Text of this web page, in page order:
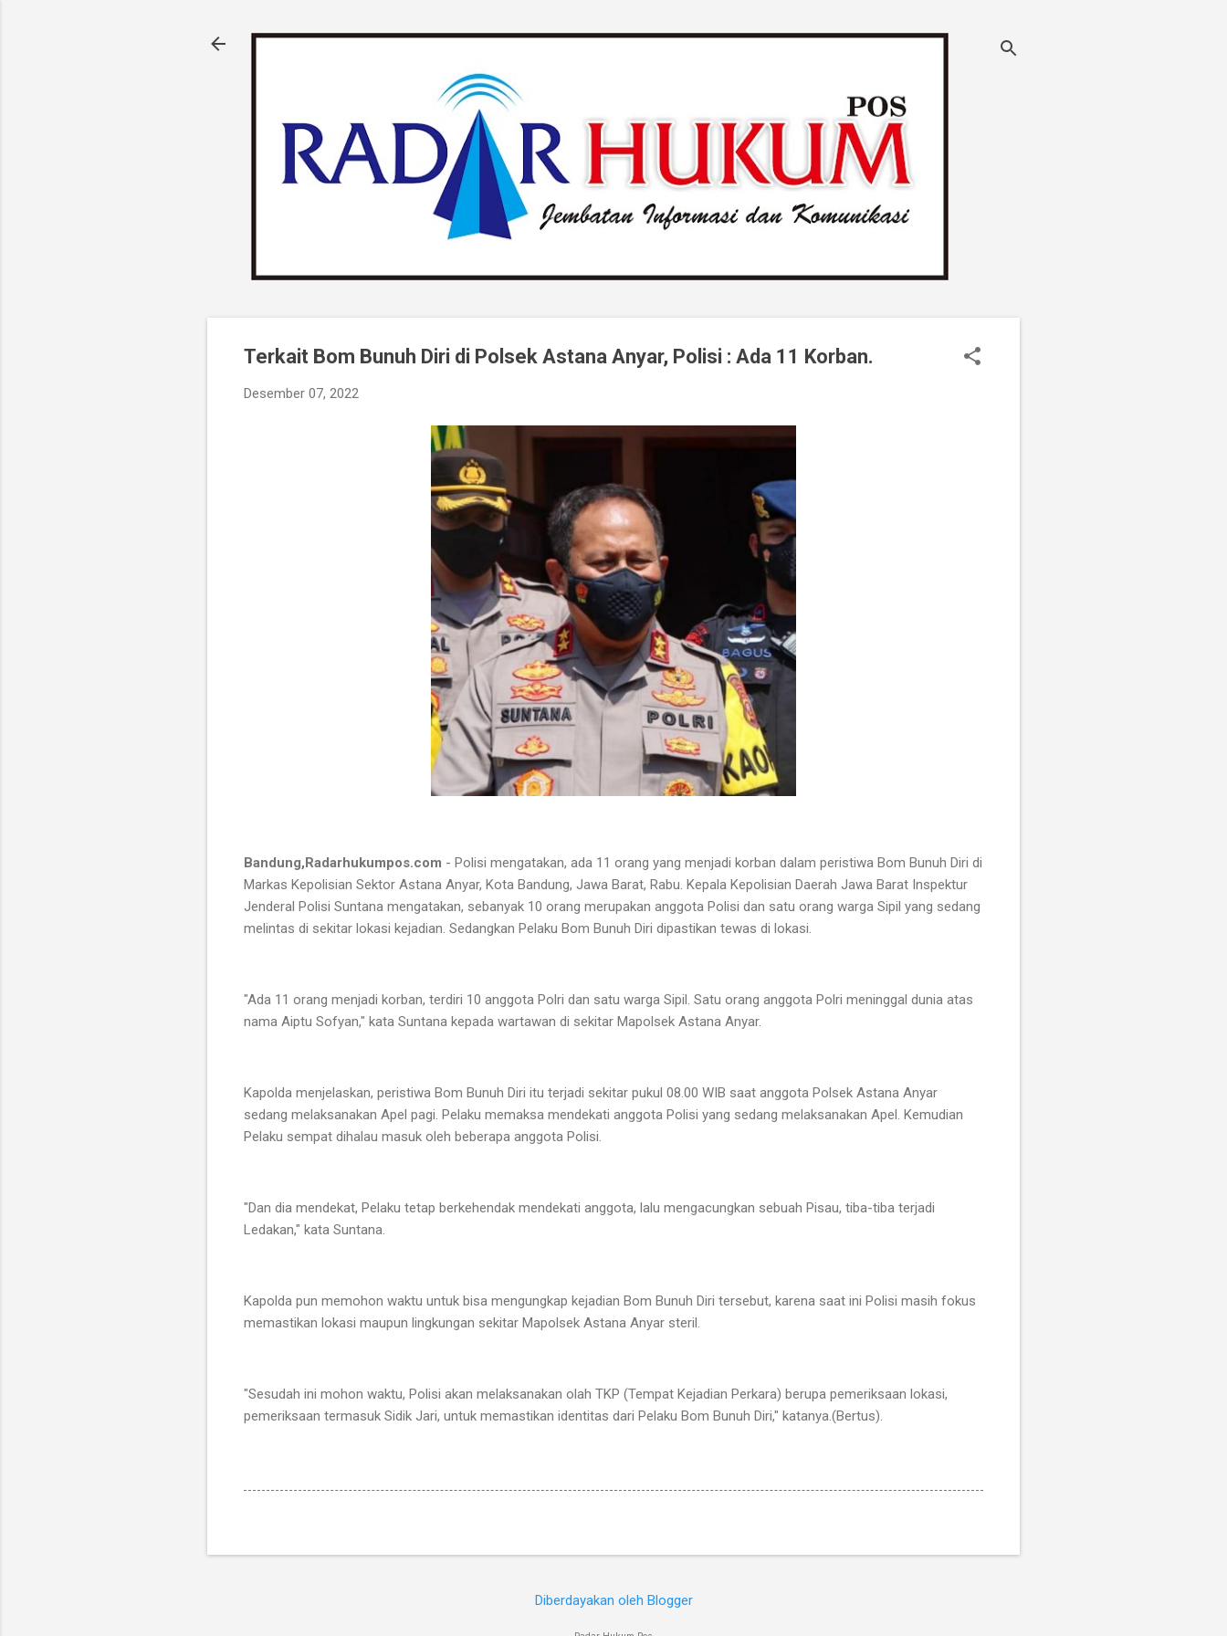
Terkait Bom Bunuh Diri di Polsek Astana Anyar, Polisi : Ada 11 Korban.
Desember 07, 2022
Bandung,Radarhukumpos.com - Polisi mengatakan, ada 11 orang yang menjadi korban dalam peristiwa Bom Bunuh Diri di
Markas Kepolisian Sektor Astana Anyar, Kota Bandung, Jawa Barat, Rabu. Kepala Kepolisian Daerah Jawa Barat Inspektur
Jenderal Polisi Suntana mengatakan, sebanyak 10 orang merupakan anggota Polisi dan satu orang warga Sipil yang sedang
melintas di sekitar lokasi kejadian. Sedangkan Pelaku Bom Bunuh Diri dipastikan tewas di lokasi.
"Ada 11 orang menjadi korban, terdiri 10 anggota Polri dan satu warga Sipil. Satu orang anggota Polri meninggal dunia atas
nama Aiptu Sofyan," kata Suntana kepada wartawan di sekitar Mapolsek Astana Anyar.
Kapolda menjelaskan, peristiwa Bom Bunuh Diri itu terjadi sekitar pukul 08.00 WIB saat anggota Polsek Astana Anyar
sedang melaksanakan Apel pagi. Pelaku memaksa mendekati anggota Polisi yang sedang melaksanakan Apel. Kemudian
Pelaku sempat dihalau masuk oleh beberapa anggota Polisi.
"Dan dia mendekat, Pelaku tetap berkehendak mendekati anggota, lalu mengacungkan sebuah Pisau, tiba-tiba terjadi
Ledakan," kata Suntana.
Kapolda pun memohon waktu untuk bisa mengungkap kejadian Bom Bunuh Diri tersebut, karena saat ini Polisi masih fokus
memastikan lokasi maupun lingkungan sekitar Mapolsek Astana Anyar steril.
"Sesudah ini mohon waktu, Polisi akan melaksanakan olah TKP (Tempat Kejadian Perkara) berupa pemeriksaan lokasi,
pemeriksaan termasuk Sidik Jari, untuk memastikan identitas dari Pelaku Bom Bunuh Diri," katanya.(Bertus).
Diberdayakan oleh Blogger